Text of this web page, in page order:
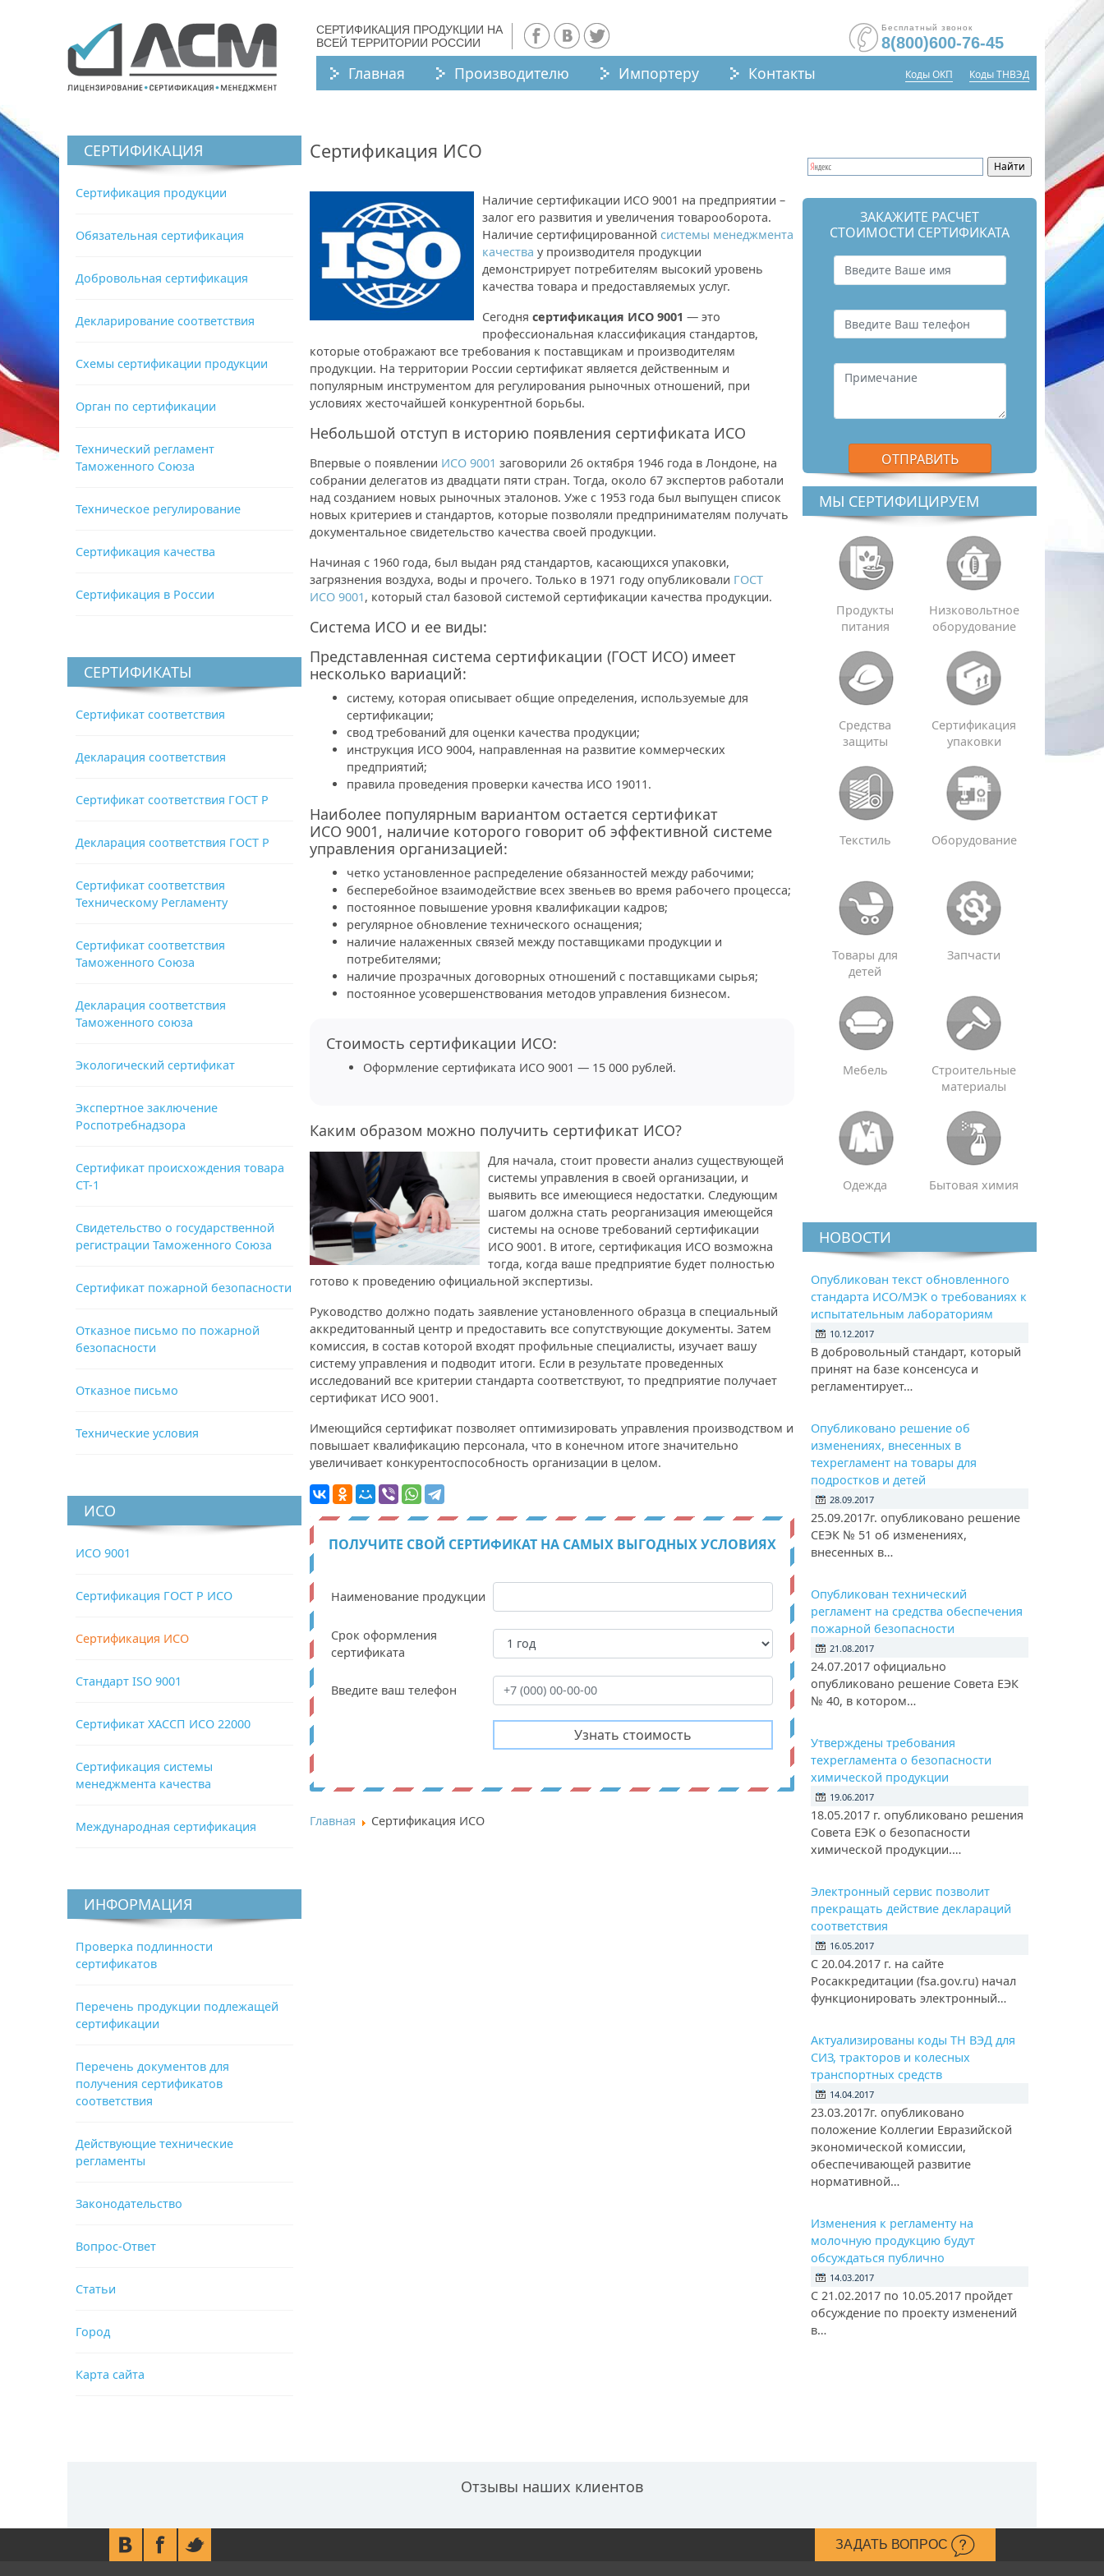
СЕРТИФИКАЦИЯ ПРОДУКЦИИ НА
ВСЕЙ ТЕРРИТОРИИ РОССИИ
Бесплатный звонок
8(800)600-76-45
Главная Производителю Импортеру Контакты Коды ОКП Коды ТНВЭД
СЕРТИФИКАЦИЯ
Сертификация продукции
Обязательная сертификация
Добровольная сертификация
Декларирование соответствия
Схемы сертификации продукции
Орган по сертификации
Технический регламент
Таможенного Союза
Техническое регулирование
Сертификация качества
Сертификация в России
СЕРТИФИКАТЫ
Сертификат соответствия
Декларация соответствия
Сертификат соответствия ГОСТ Р
Декларация соответствия ГОСТ Р
Сертификат соответствия
Техническому Регламенту
Сертификат соответствия
Таможенного Союза
Декларация соответствия
Таможенного союза
Экологический сертификат
Экспертное заключение
Роспотребнадзора
Сертификат происхождения товара
СТ-1
Свидетельство о государственной
регистрации Таможенного Союза
Сертификат пожарной безопасности
Отказное письмо по пожарной
безопасности
Отказное письмо
Технические условия
ИСО
ИСО 9001
Сертификация ГОСТ Р ИСО
Сертификация ИСО
Стандарт ISO 9001
Сертификат ХАССП ИСО 22000
Сертификация системы
менеджмента качества
Международная сертификация
ИНФОРМАЦИЯ
Проверка подлинности
сертификатов
Перечень продукции подлежащей
сертификации
Перечень документов для
получения сертификатов
соответствия
Действующие технические
регламенты
Законодательство
Вопрос-Ответ
Статьи
Город
Карта сайта
Сертификация ИСО
Наличие сертификации ИСО 9001 на предприятии –
залог его развития и увеличения товарооборота.
Наличие сертифицированной системы менеджмента
качества у производителя продукции
демонстрирует потребителям высокий уровень
качества товара и предоставляемых услуг.
Сегодня сертификация ИСО 9001 — это
профессиональная классификация стандартов,
которые отображают все требования к поставщикам и производителям
продукции. На территории России сертификат является действенным и
популярным инструментом для регулирования рыночных отношений, при
условиях жесточайшей конкурентной борьбы.
Небольшой отступ в историю появления сертификата ИСО
Впервые о появлении ИСО 9001 заговорили 26 октября 1946 года в Лондоне, на
собрании делегатов из двадцати пяти стран. Тогда, около 67 экспертов работали
над созданием новых рыночных эталонов. Уже с 1953 года был выпущен список
новых критериев и стандартов, которые позволяли предпринимателям получать
документальное свидетельство качества своей продукции.
Начиная с 1960 года, был выдан ряд стандартов, касающихся упаковки,
загрязнения воздуха, воды и прочего. Только в 1971 году опубликовали ГОСТ
ИСО 9001 , который стал базовой системой сертификации качества продукции.
Система ИСО и ее виды:
Представленная система сертификации (ГОСТ ИСО) имеет
несколько вариаций:
систему, которая описывает общие определения, используемые для
сертификации;
свод требований для оценки качества продукции;
инструкция ИСО 9004, направленная на развитие коммерческих
предприятий;
правила проведения проверки качества ИСО 19011.
Наиболее популярным вариантом остается сертификат
ИСО 9001, наличие которого говорит об эффективной системе
управления организацией:
четко установленное распределение обязанностей между рабочими;
бесперебойное взаимодействие всех звеньев во время рабочего процесса;
постоянное повышение уровня квалификации кадров;
регулярное обновление технического оснащения;
наличие налаженных связей между поставщиками продукции и
потребителями;
наличие прозрачных договорных отношений с поставщиками сырья;
постоянное усовершенствования методов управления бизнесом.
Стоимость сертификации ИСО:
Оформление сертификата ИСО 9001 — 15 000 рублей.
Каким образом можно получить сертификат ИСО?
Для начала, стоит провести анализ существующей
системы управления в своей организации, и
выявить все имеющиеся недостатки. Следующим
шагом должна стать реорганизация имеющейся
системы на основе требований сертификации
ИСО 9001. В итоге, сертификация ИСО возможна
тогда, когда ваше предприятие будет полностью
готово к проведению официальной экспертизы.
Руководство должно подать заявление установленного образца в специальный
аккредитованный центр и предоставить все сопутствующие документы. Затем
комиссия, в состав которой входят профильные специалисты, изучает вашу
систему управления и подводит итоги. Если в результате проведенных
исследований все критерии стандарта соответствуют, то предприятие получает
сертификат ИСО 9001.
Имеющийся сертификат позволяет оптимизировать управления производством и
повышает квалификацию персонала, что в конечном итоге значительно
увеличивает конкурентоспособность организации в целом.
ПОЛУЧИТЕ СВОЙ СЕРТИФИКАТ НА САМЫХ ВЫГОДНЫХ УСЛОВИЯХ
Наименование продукции
Срок оформления
сертификата
Введите ваш телефон
Главная Сертификация ИСО
ЗАКАЖИТЕ РАСЧЕТ
СТОИМОСТИ СЕРТИФИКАТА
МЫ СЕРТИФИЦИРУЕМ
Продукты
питания
Низковольтное
оборудование
Средства
защиты
Сертификация
упаковки
Текстиль Оборудование
Товары для
детей
Запчасти
Мебель
Строительные
материалы
Одежда Бытовая химия
НОВОСТИ
Опубликован текст обновленного
стандарта ИСО/МЭК о требованиях к
испытательным лабораториям
10.12.2017
В добровольный стандарт, который
принят на базе консенсуса и
регламентирует…
Опубликовано решение об
изменениях, внесенных в
техрегламент на товары для
подростков и детей
28.09.2017
25.09.2017г. опубликовано решение
СЕЭК № 51 об изменениях,
внесенных в…
Опубликован технический
регламент на средства обеспечения
пожарной безопасности
21.08.2017
24.07.2017 официально
опубликовано решение Совета ЕЭК
№ 40, в котором…
Утверждены требования
техрегламента о безопасности
химической продукции
19.06.2017
18.05.2017 г. опубликовано решения
Совета ЕЭК о безопасности
химической продукции.…
Электронный сервис позволит
прекращать действие деклараций
соответствия
16.05.2017
С 20.04.2017 г. на сайте
Росаккредитации (fsa.gov.ru) начал
функционировать электронный…
Актуализированы коды ТН ВЭД для
СИЗ, тракторов и колесных
транспортных средств
14.04.2017
23.03.2017г. опубликовано
положение Коллегии Евразийской
экономической комиссии,
обеспечивающей развитие
нормативной…
Изменения к регламенту на
молочную продукцию будут
обсуждаться публично
14.03.2017
С 21.02.2017 по 10.05.2017 пройдет
обсуждение по проекту изменений
в…
Отзывы наших клиентов
ЗАДАТЬ ВОПРОС